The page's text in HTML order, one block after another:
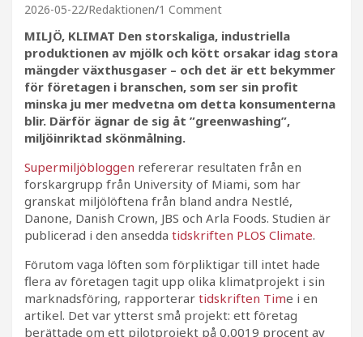
2026-05-22 Redaktionen 1 Comment
MILJÖ, KLIMAT Den storskaliga, industriella
produktionen av mjölk och kött orsakar idag stora
mängder växthusgaser – och det är ett bekymmer
för företagen i branschen, som ser sin profit
minska ju mer medvetna om detta konsumenterna
blir. Därför ägnar de sig åt ”greenwashing”,
miljöinriktad skönmålning.
Supermiljöbloggen refererar resultaten från en
forskargrupp från University of Miami, som har
granskat miljölöftena från bland andra Nestlé,
Danone, Danish Crown, JBS och Arla Foods. Studien är
publicerad i den ansedda tidskriften PLOS Climate.
Förutom vaga löften som förpliktigar till intet hade
flera av företagen tagit upp olika klimatprojekt i sin
marknadsföring, rapporterar tidskriften Time i en
artikel. Det var ytterst små projekt: ett företag
berättade om ett pilotprojekt på 0,0019 procent av